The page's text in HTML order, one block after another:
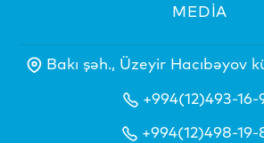
MEDİA
Bakı şəh., Üzeyir Hacıbəyov
+994(12)493-16-
+994(12)498-19-